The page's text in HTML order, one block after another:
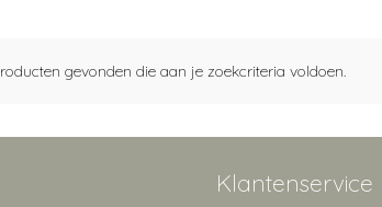
gevonden die aan je zoekcriteria voldoen.
Klantenservice